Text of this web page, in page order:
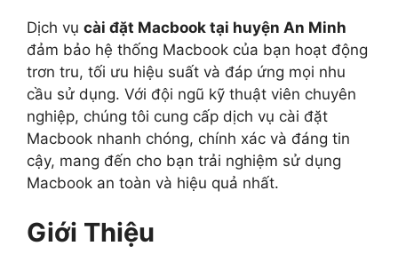
Dịch vụ cài đặt Macbook tại huyện An Minh
đảm bảo hệ thống Macbook của bạn hoạt động
trơn tru, tối ưu hiệu suất và đáp ứng mọi nhu
cầu sử dụng. Với đội ngũ kỹ thuật viên chuyên
nghiệp, chúng tôi cung cấp dịch vụ cài đặt
Macbook nhanh chóng, chính xác và đáng tin
cậy, mang đến cho bạn trải nghiệm sử dụng
Macbook an toàn và hiệu quả nhất.
Giới Thiệu